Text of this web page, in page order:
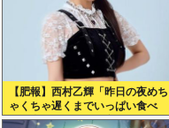
【肥報】西村乙輝「昨日の夜めち
ゃくちゃ遅くまでいっぱい食べ
た。今日もいっぱい食べてやる」